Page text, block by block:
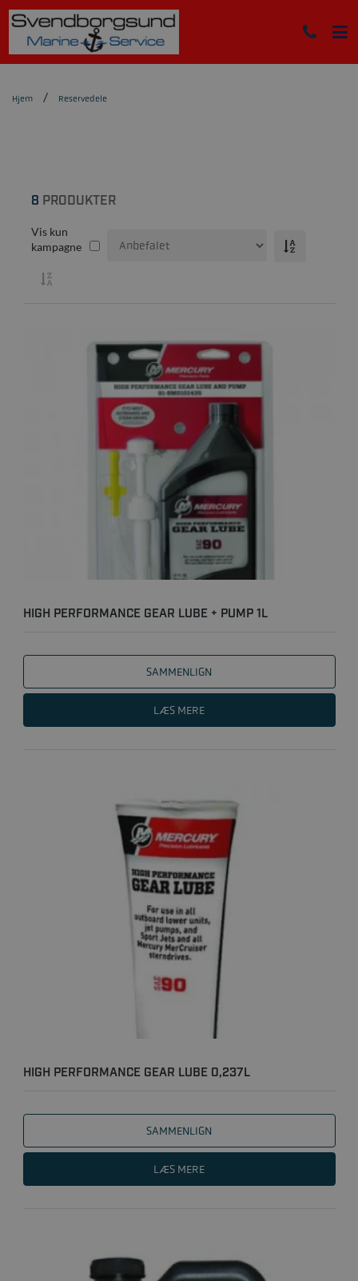
Hjem Reservedele
8 PRODUKTER
Vis kun
kampagne
HIGH PERFORMANCE GEAR LUBE + PUMP 1L
SAMMENLIGN
LÆS MERE
HIGH PERFORMANCE GEAR LUBE 0,237L
SAMMENLIGN
LÆS MERE